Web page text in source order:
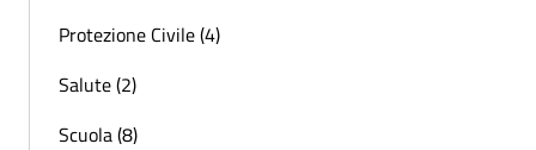
Protezione Civile (4)
Salute (2)
Scuola (8)